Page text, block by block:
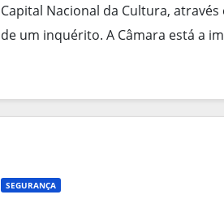
Capital Nacional da Cultura, através
de um inquérito. A Câmara está a
SEGURANÇA